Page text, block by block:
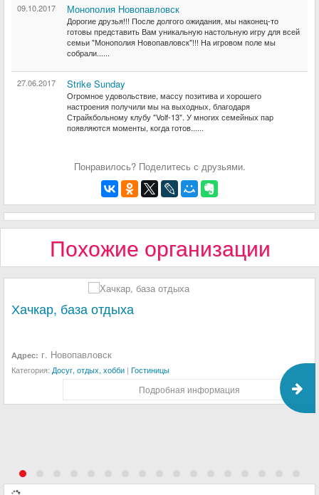
09.10.2017 Монополия Новопавловск
Дорогие друзья!!! После долгого ожидания, мы наконец-то
готовы представить Вам уникальную настольную игру для всей
семьи "Монополия Новопавловск"!!! На игровом поле мы
собрали......
27.06.2017 Strike Sunday
Огромное удовольствие, массу позитива и хорошего
настроения получили мы на выходных, благодаря
Страйкбольному клубу "Volf-13". У многих семейных пар
появляются моменты, когда готов......
Понравилось? Поделитесь с друзьями.
Похожие организации
Хачкар, база отдыха
Адрес: г. Новопавловск
Категория: Досуг, отдых, хобби | Гостиницы
Подробная информация